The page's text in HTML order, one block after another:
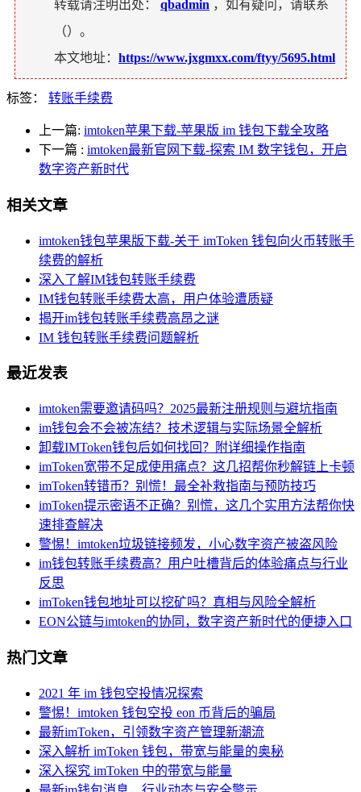
转载请注明出处： qbadmin ，如有疑问，请联系
（）。
本文地址： https://www.jxgmxx.com/ftyy/5695.html
标签： 转账手续费
上一篇: imtoken苹果下载-苹果版 im 钱包下载全攻略
下一篇 : imtoken最新官网下载-探索 IM 数字钱包，开启
数字资产新时代
相关文章
imtoken钱包苹果版下载-关于 imToken 钱包向火币转账手
续费的解析
深入了解IM钱包转账手续费
IM钱包转账手续费太高，用户体验遭质疑
揭开im钱包转账手续费高昂之谜
IM 钱包转账手续费问题解析
最近发表
imtoken需要邀请码吗？2025最新注册规则与避坑指南
im钱包会不会被冻结？技术逻辑与实际场景全解析
卸载IMToken钱包后如何找回？附详细操作指南
imToken宽带不足成使用痛点？这几招帮你秒解链上卡顿
imToken转错币？别慌！最全补救指南与预防技巧
imToken提示密语不正确？别慌，这几个实用方法帮你快
速排查解决
警惕！imtoken垃圾链接频发，小心数字资产被盗风险
im钱包转账手续费高？用户吐槽背后的体验痛点与行业
反思
imToken钱包地址可以挖矿吗？真相与风险全解析
EON公链与imtoken的协同，数字资产新时代的便捷入口
热门文章
2021 年 im 钱包空投情况探索
警惕！imtoken 钱包空投 eon 币背后的骗局
最新imToken，引领数字资产管理新潮流
深入解析 imToken 钱包，带宽与能量的奥秘
深入探究 imToken 中的带宽与能量